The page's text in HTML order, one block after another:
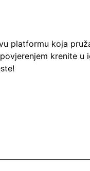
platformu koja
krenite u